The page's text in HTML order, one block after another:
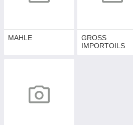
MAHLE
GROSS
IMPORTOILS